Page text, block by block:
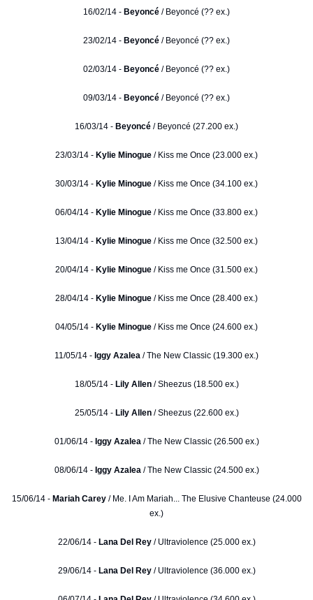
16/02/14 - Beyoncé / Beyoncé (?? ex.)
23/02/14 - Beyoncé / Beyoncé (?? ex.)
02/03/14 - Beyoncé / Beyoncé (?? ex.)
09/03/14 - Beyoncé / Beyoncé (?? ex.)
16/03/14 - Beyoncé / Beyoncé (27.200 ex.)
23/03/14 - Kylie Minogue / Kiss me Once (23.000 ex.)
30/03/14 - Kylie Minogue / Kiss me Once (34.100 ex.)
06/04/14 - Kylie Minogue / Kiss me Once (33.800 ex.)
13/04/14 - Kylie Minogue / Kiss me Once (32.500 ex.)
20/04/14 - Kylie Minogue / Kiss me Once (31.500 ex.)
28/04/14 - Kylie Minogue / Kiss me Once (28.400 ex.)
04/05/14 - Kylie Minogue / Kiss me Once (24.600 ex.)
11/05/14 - Iggy Azalea / The New Classic (19.300 ex.)
18/05/14 - Lily Allen/ Sheezus (18.500 ex.)
25/05/14 - Lily Allen/ Sheezus (22.600 ex.)
01/06/14 - Iggy Azalea/ The New Classic (26.500 ex.)
08/06/14 - Iggy Azalea/ The New Classic (24.500 ex.)
15/06/14 - Mariah Carey/ Me. I Am Mariah... The Elusive Chanteuse (24.000
ex.)
22/06/14 - Lana Del Rey/ Ultraviolence (25.000 ex.)
29/06/14 - Lana Del Rey / Ultraviolence (36.000 ex.)